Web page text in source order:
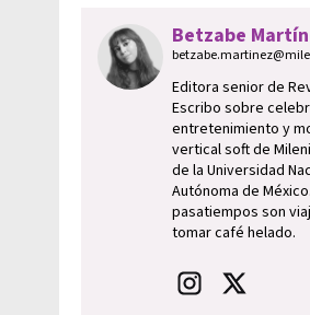
Betzabe
Editora senior de
Escribo sobre
entretenimiento y
vertical soft de
de la Universidad
Autónoma de
pasatiempos son
tomar café helado.